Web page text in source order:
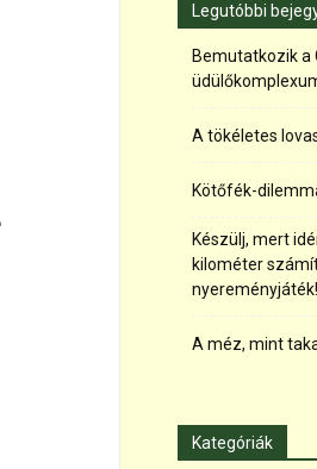
Legutóbbi
Bemutatkozik a
A tökéletes
Kötőfék-
Készülj, mert
kilométer
nyereményjáték!
A méz, mint
Kategóriák